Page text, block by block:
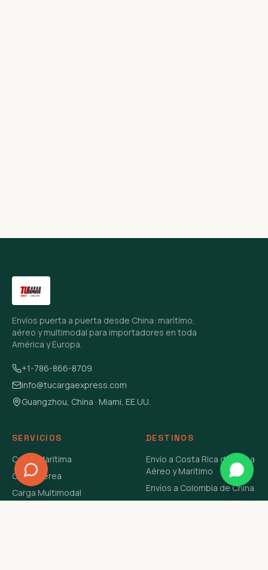
Envíos puerta a puerta desde China: marítimo,
aéreo y multimodal para importadores en toda
América y Europa.
+1-786-866-8709
info@tucargaexpress.com
Guangzhou, China · Miami, EE.UU.
SERVICIOS
Carga Marítima
Carga Aérea
Carga Multimodal
DESTINOS
Envío a Costa Rica de China
Aéreo y Marítimo
Envíos a Colombia de China